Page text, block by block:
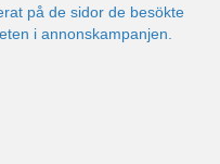
på de sidor de besökte
i annonskampanjen.